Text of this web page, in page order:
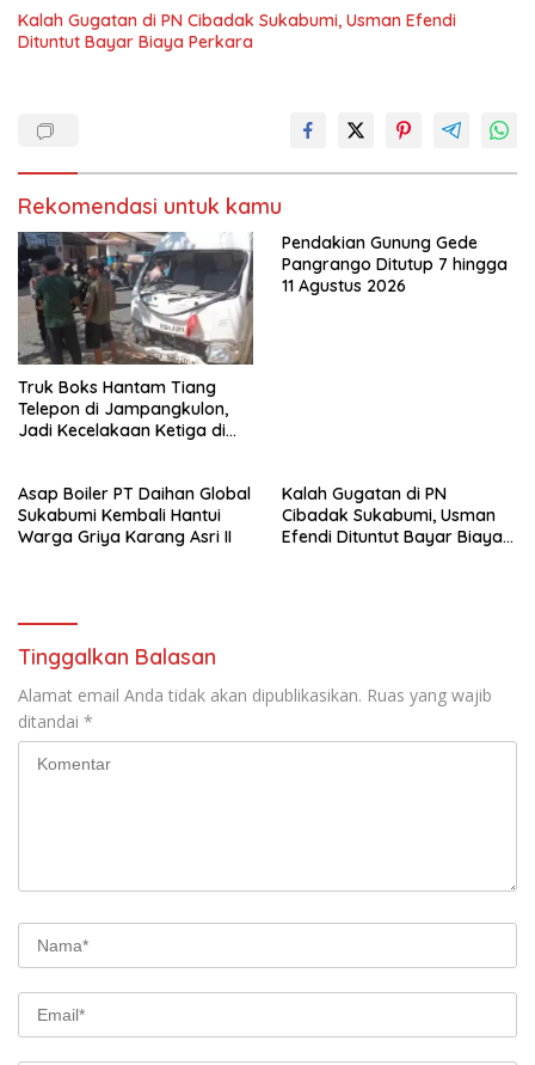
Kalah Gugatan di PN Cibadak Sukabumi, Usman Efendi
Dituntut Bayar Biaya Perkara
Rekomendasi untuk kamu
Truk Boks Hantam Tiang
Telepon di Jampangkulon,
Jadi Kecelakaan Ketiga di
Pendakian Gunung Gede
Pangrango Ditutup 7 hingga
11 Agustus 2026
Asap Boiler PT Daihan Global
Sukabumi Kembali Hantui
Warga Griya Karang Asri II
Kalah Gugatan di PN
Cibadak Sukabumi, Usman
Efendi Dituntut Bayar Biaya
Tinggalkan Balasan
Alamat email Anda tidak akan dipublikasikan. Ruas yang wajib
ditandai *